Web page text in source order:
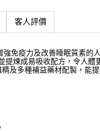
客人評價
強免疫力及改善睡眠質素的人
提煉成易吸收配方，令人體
及多種補益藥材配製，能